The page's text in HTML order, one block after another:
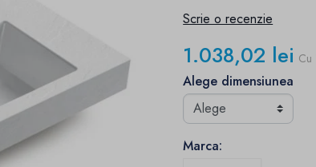
Scrie o recenzie
1.038,02 lei Cu
Alege dimensiunea
Marca: